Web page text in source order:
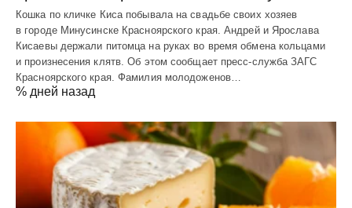
Кошка по кличке Киса побывала на свадьбе своих хозяев
в городе Минусинске Красноярского края. Андрей и Ярослава
Кисаевы держали питомца на руках во время обмена кольцами
и произнесения клятв. Об этом сообщает пресс-служба ЗАГС
Красноярского края. Фамилия молодоженов…
% дней назад